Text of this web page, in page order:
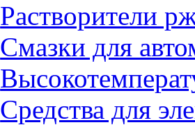
Растворители
Смазки для
Средства для